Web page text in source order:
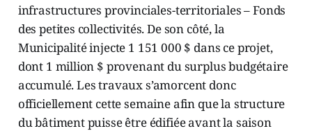
infrastructures provinciales-territoriales – Fonds
des petites collectivités. De son côté, la
Municipalité injecte 1 151 000 $ dans ce projet,
dont 1 million $ provenant du surplus budgétaire
accumulé. Les travaux s’amorcent donc
officiellement cette semaine afin que la structure
du bâtiment puisse être édifiée avant la saison